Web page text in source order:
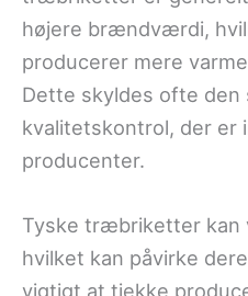
højere brændværdi,
producerer mere
Dette skyldes ofte den
kvalitetskontrol, der er
producenter.
Tyske træbriketter kan
hvilket kan påvirke
vigtigt at tjekke